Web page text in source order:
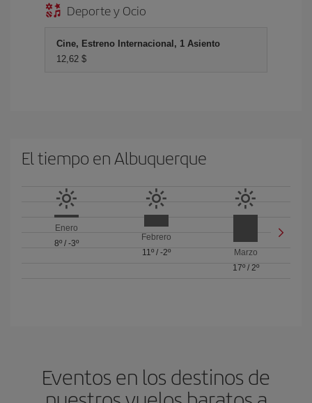
Deporte y Ocio
Cine, Estreno Internacional, 1 Asiento
12,62 $
El tiempo en Albuquerque
Enero
8º/ -3º
Febrero
11º/ -2º
Marzo
17º/ 2º
Eventos en los destinos de